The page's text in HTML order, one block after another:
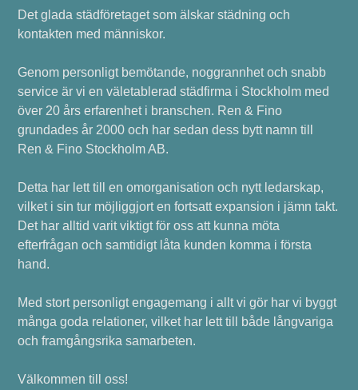
Det glada städföretaget som älskar städning och
kontakten med människor.
Genom personligt bemötande, noggrannhet och snabb
service är vi en väletablerad städfirma i Stockholm med
över 20 års erfarenhet i branschen. Ren & Fino
grundades år 2000 och har sedan dess bytt namn till
Ren & Fino Stockholm AB.
Detta har lett till en omorganisation och nytt ledarskap,
vilket i sin tur möjliggjort en fortsatt expansion i jämn takt.
Det har alltid varit viktigt för oss att kunna möta
efterfrågan och samtidigt låta kunden komma i första
hand.
Med stort personligt engagemang i allt vi gör har vi byggt
många goda relationer, vilket har lett till både långvariga
och framgångsrika samarbeten.
Välkommen till oss!